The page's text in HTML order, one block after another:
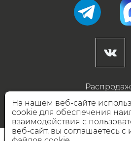
Готовые
НАШИ
На нашем веб-сайте
cookie для обеспечения
взаимодействия с
веб-сайт, вы соглашаетесь